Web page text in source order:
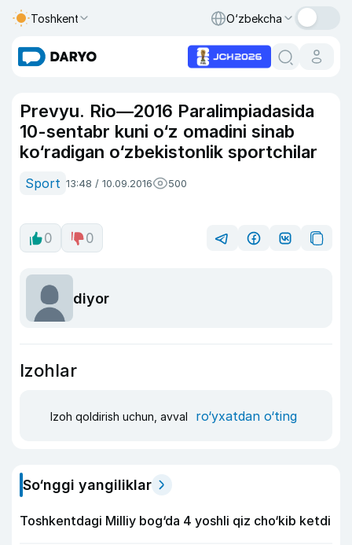
Toshkent O‘zbekcha
Prevyu. Rio—2016 Paralimpiadasida
10-sentabr kuni o‘z omadini sinab
ko‘radigan o‘zbekistonlik sportchilar
Sport 13:48 / 10.09.2016 500
0 0
diyor
Izohlar
Izoh qoldirish uchun, avval ro‘yxatdan o‘ting
So‘nggi yangiliklar
Toshkentdagi Milliy bog‘da 4 yoshli qiz cho‘kib ketdi